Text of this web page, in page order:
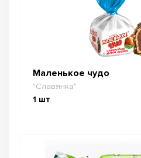
Маленькое чудо
"Славянка"
1 шт